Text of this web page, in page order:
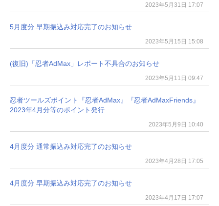
2023年5月31日 17:07
5月度分 早期振込み対応完了のお知らせ
2023年5月15日 15:08
(復旧)「忍者AdMax」レポート不具合のお知らせ
2023年5月11日 09:47
忍者ツールズポイント『忍者AdMax』『忍者AdMaxFriends』
2023年4月分等のポイント発行
2023年5月9日 10:40
4月度分 通常振込み対応完了のお知らせ
2023年4月28日 17:05
4月度分 早期振込み対応完了のお知らせ
2023年4月17日 17:07